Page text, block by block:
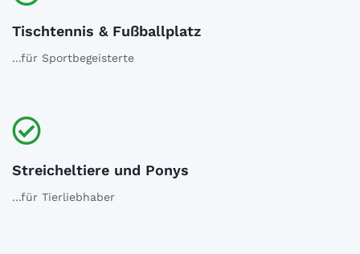
Tischtennis & Fußballplatz
...für Sportbegeisterte
Streicheltiere und Ponys
...für Tierliebhaber